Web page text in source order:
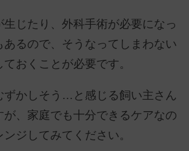
じたり、外科手術が必要になっ
あるので、そうなってしまわない
おくことが必要です。
ずかしそう…と感じる飼い主さん
が、家庭でも十分できるケアなの
ジしてみてください。